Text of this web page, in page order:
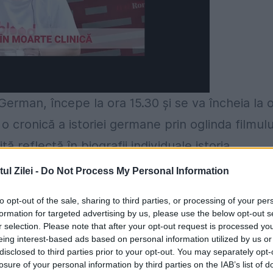
Zilei - Do Not Process My Personal Information
opt-out of the sale, sharing to third parties, or processing of your
for targeted advertising by us, please use the below opt-out
selection. Please note that after your opt-out request is processed
interest-based ads based on personal information utilized by us
to third parties prior to your opt-out. You may separately
of your personal information by third parties on the IAB’s list of
începe la ora 15.30 şi se va încheia la
cronică a istoriei germane prin oglinda
reflectă în biografii individuale istoria
asupra vieţilor oamenilor", explică
Sf. Nicolae (1995)", regizat de Frank